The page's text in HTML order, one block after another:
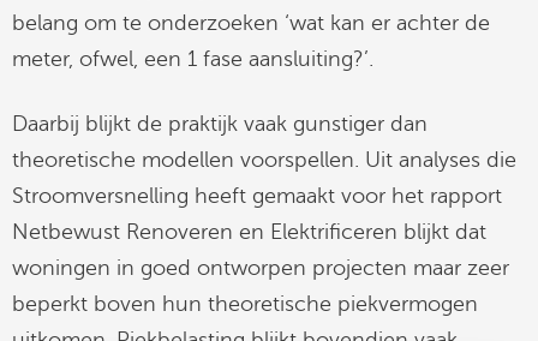
belang om te onderzoeken ‘wat kan er achter de
meter, ofwel, een 1 fase aansluiting?’.
Daarbij blijkt de praktijk vaak gunstiger dan
theoretische modellen voorspellen. Uit analyses die
Stroomversnelling heeft gemaakt voor het rapport
Netbewust Renoveren en Elektrificeren blijkt dat
woningen in goed ontworpen projecten maar zeer
beperkt boven hun theoretische piekvermogen